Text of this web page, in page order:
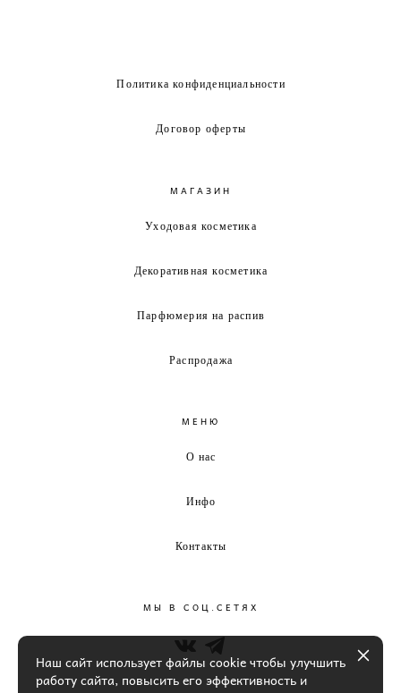
Политика конфиденциальности
Договор оферты
МАГАЗИН
Уходовая косметика
Декоративная косметика
Парфюмерия на распив
Распродажа
МЕНЮ
О нас
Инфо
Контакты
МЫ В СОЦ.СЕТЯХ
Наш сайт использует файлы cookie чтобы улучшить
работу сайта, повысить его эффективность и